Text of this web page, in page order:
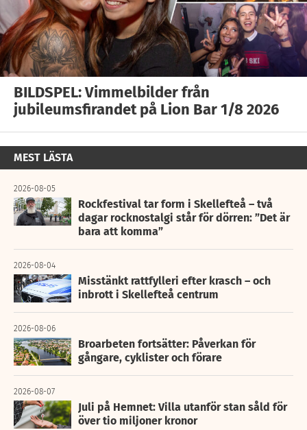
BILDSPEL: Vimmelbilder från
jubileumsfirandet på Lion Bar 1/8 2026
MEST LÄSTA
2026-08-05
Rockfestival tar form i Skellefteå – två
dagar rocknostalgi står för dörren: ”Det är
bara att komma”
2026-08-04
Misstänkt rattfylleri efter krasch – och
inbrott i Skellefteå centrum
2026-08-06
Broarbeten fortsätter: Påverkan för
gångare, cyklister och förare
2026-08-07
Juli på Hemnet: Villa utanför stan såld för
över tio miljoner kronor